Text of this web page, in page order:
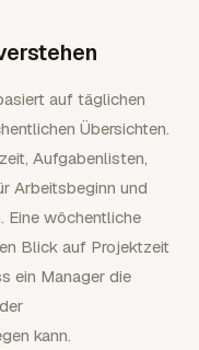
auf täglichen
Übersichten.
Aufgabenlisten,
Arbeitsbeginn und
Eine wöchentliche
Blick auf Projektzeit
ein Manager die
kann.